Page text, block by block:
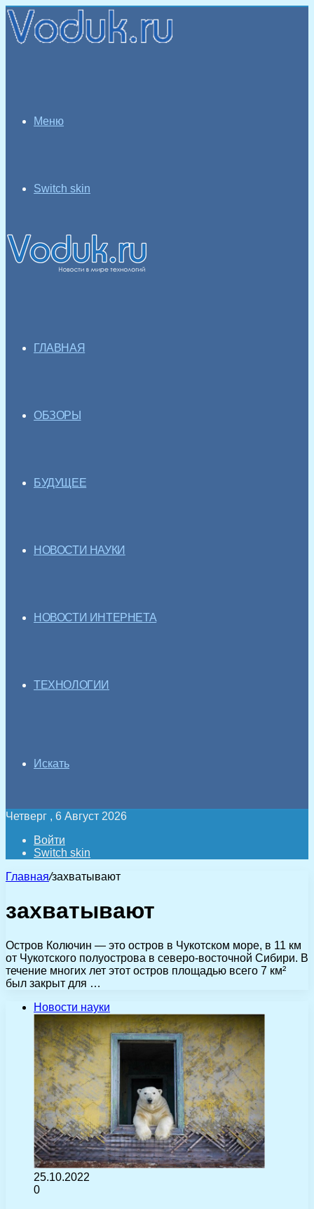
Меню
Switch skin
ГЛАВНАЯ
ОБЗОРЫ
БУДУЩЕЕ
НОВОСТИ НАУКИ
НОВОСТИ ИНТЕРНЕТА
ТЕХНОЛОГИИ
Искать
Четверг , 6 Август 2026
Войти
Switch skin
Главная/захватывают
захватывают
Остров Колючин — это остров в Чукотском море, в 11 км
от Чукотского полуострова в северо-восточной Сибири. В
течение многих лет этот остров площадью всего 7 км²
был закрыт для …
Новости науки
25.10.2022
0